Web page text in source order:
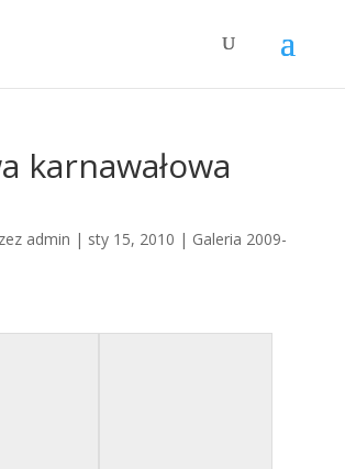
karnawałowa
admin | sty 15, 2010 | Galeria 2009-